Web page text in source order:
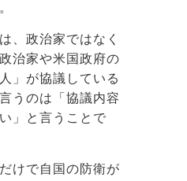
、政治家ではなく
治家や米国政府の
」が協議している
うのは「協議内容
」と言うことで
けで自国の防衛が